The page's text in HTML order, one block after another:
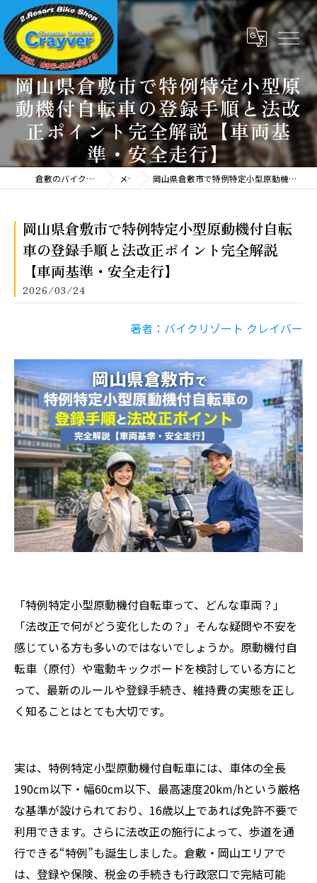
岡山県倉敷市で特例特定小型原
動機付自転車の登録手順と法改
正ポイント完全解説【車両基
準・安全走行】
倉敷のバイクならバイクリゾート クレイバー メディア 岡山県倉敷市で特例特定小型原動機付自転車の登録手順と法改正ポイント完全解説【車両基準・安全走行】
岡山県倉敷市で特例特定小型原動機付自転
車の登録手順と法改正ポイント完全解説
【車両基準・安全走行】
2026/03/24
著者：バイクリゾート クレイバー
「特例特定小型原動機付自転車って、どんな車両？」
「法改正で何がどう変化したの？」そんな疑問や不安を
感じている方も多いのではないでしょうか。原動機付自
転車（原付）や電動キックボードを検討している方にと
って、最新のルールや登録手続き、維持費の実態を正し
く知ることはとても大切です。
実は、特例特定小型原動機付自転車には、車体の全長
190cm以下・幅60cm以下、最高速度20km/hという厳格
な基準が設けられており、16歳以上であれば免許不要で
利用できます。さらに法改正の施行によって、歩道を通
行できる“特例”も誕生しました。倉敷・岡山エリアで
は、登録や保険、税金の手続きも行政窓口で完結可能